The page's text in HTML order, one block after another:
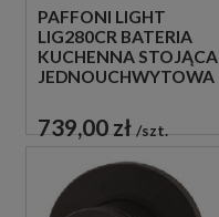
PAFFONI LIGHT
LIG280CR BATERIA
KUCHENNA STOJĄCA
JEDNOUCHWYTOWA
739,00 zł szt.